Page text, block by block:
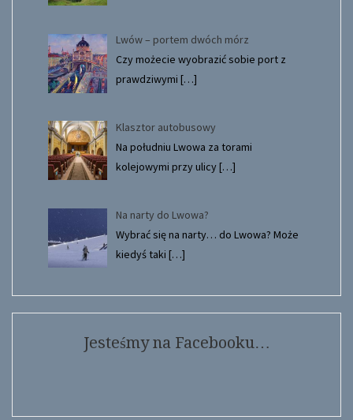
Lwów – portem dwóch mórz
Czy możecie wyobrazić sobie port z
prawdziwymi […]
Klasztor autobusowy
Na południu Lwowa za torami
kolejowymi przy ulicy[…]
Na narty do Lwowa?
Wybrać się na narty… do Lwowa? Może
kiedyś taki […]
Jesteśmy na Facebooku…